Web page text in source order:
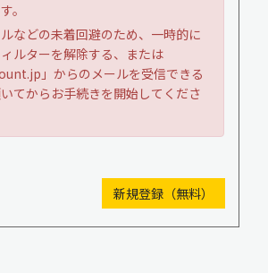
。
などの未着回避のため、一時的に
ルターを解除する、または
」からのメールを受信できる
てからお手続きを開始してくださ